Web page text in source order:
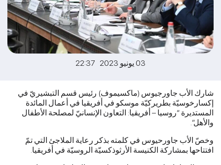
03 يونيو 2023 22:37
شارك الأب جاورجيوس (ماكسيموف) رئيس قسم التبشيريّ في
إكسارخوسيّة بطريركيّة موسكو في أفريقيا في أعمال المائدة
المستديرة “روسيا – أفريقيا: التعاون الإنسانيّ لمصلحة الأطفال
والأهل”.
وخصّ الأب جاورحيوس في كلمته بذكر رعاية الملاجئ التي تمّ
افتتاحها بمشاركة الكنيسة الأرثوذكسيّة الروسيّة في أفريقيا.